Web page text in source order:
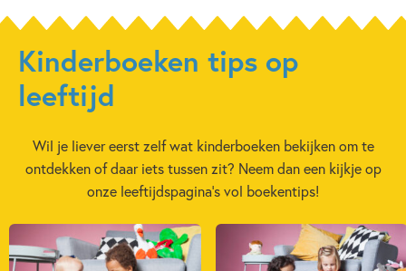
Kinderboeken tips op
leeftijd
Wil je liever eerst zelf wat kinderboeken bekijken om te
ontdekken of daar iets tussen zit? Neem dan een kijkje op
onze leeftijdspagina’s vol boekentips!